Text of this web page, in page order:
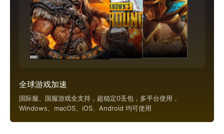
全球游戏加速
国际服、国服游戏全支持，超稳定0丢包，多平台使用，
Windows、macOS、iOS、Android 均可使用